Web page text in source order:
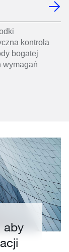
kontrola
bogatej
wymagań
aby